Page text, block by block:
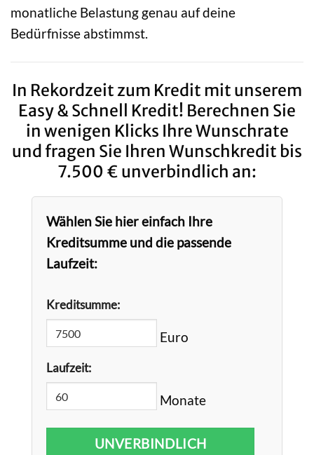
monatliche Belastung genau auf deine
Bedürfnisse abstimmst.
In Rekordzeit zum Kredit mit unserem
Easy & Schnell Kredit! Berechnen Sie
in wenigen Klicks Ihre Wunschrate
und fragen Sie Ihren Wunschkredit bis
7.500 € unverbindlich an:
Wählen Sie hier einfach Ihre
Kreditsumme und die passende
Laufzeit:
Kreditsumme:
Euro
Laufzeit:
Monate
UNVERBINDLICH